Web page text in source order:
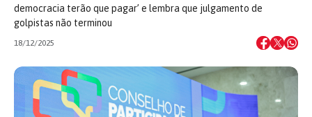
democracia terão que pagar’ e lembra que julgamento de
golpistas não terminou
18/12/2025